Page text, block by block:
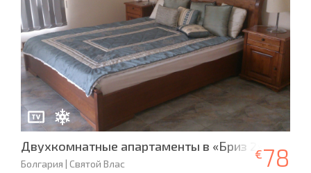
Двухкомнатные апартаменты в «Бриз 2» с
Болгария | Святой Влас
€78